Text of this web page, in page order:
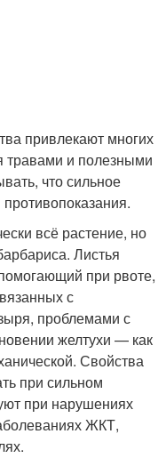
привлекают многих
травами и полезными
что сильное
всё растение, но
Листья
при рвоте,
с
проблемами с
желтухи — как
Свойства
при сильном
при нарушениях
ЖКТ,